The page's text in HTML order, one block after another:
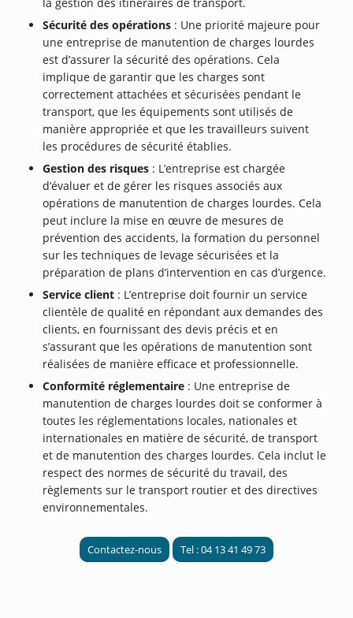
la gestion des itinéraires de transport.
Sécurité des opérations : Une priorité majeure pour
une entreprise de manutention de charges lourdes
est d’assurer la sécurité des opérations. Cela
implique de garantir que les charges sont
correctement attachées et sécurisées pendant le
transport, que les équipements sont utilisés de
manière appropriée et que les travailleurs suivent
les procédures de sécurité établies.
Gestion des risques : L’entreprise est chargée
d’évaluer et de gérer les risques associés aux
opérations de manutention de charges lourdes. Cela
peut inclure la mise en œuvre de mesures de
prévention des accidents, la formation du personnel
sur les techniques de levage sécurisées et la
préparation de plans d’intervention en cas d’urgence.
Service client : L’entreprise doit fournir un service
clientèle de qualité en répondant aux demandes des
clients, en fournissant des devis précis et en
s’assurant que les opérations de manutention sont
réalisées de manière efficace et professionnelle.
Conformité réglementaire : Une entreprise de
manutention de charges lourdes doit se conformer à
toutes les réglementations locales, nationales et
internationales en matière de sécurité, de transport
et de manutention des charges lourdes. Cela inclut le
respect des normes de sécurité du travail, des
règlements sur le transport routier et des directives
environnementales.
Contactez-nous Tel : 04 13 41 49 73